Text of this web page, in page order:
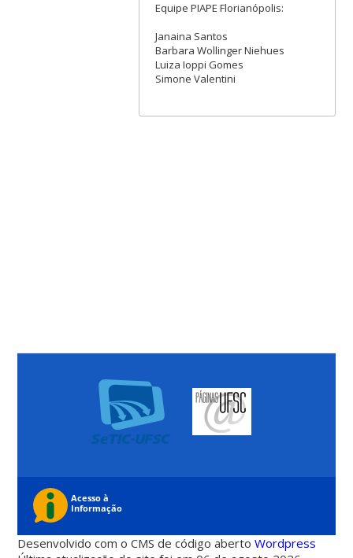
Equipe PIAPE Florianópolis:
Janaina Santos
Barbara Wollinger Niehues
Luiza Ioppi Gomes
Simone Valentini
Desenvolvido com o CMS de código abertoWordpress